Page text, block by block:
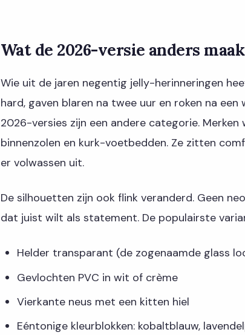
Wat de 2026-versie anders
Wie uit de jaren negentig jelly-herinneringen
hard, gaven blaren na twee uur en roken na
2026-versies zijn een andere categorie. Merken
binnenzolen en kurk-voetbedden. Ze zitten
er volwassen uit.
De silhouetten zijn ook flink veranderd. Geen
dat juist wilt als statement. De populairste
Helder transparant (de zogenaamde glass
Gevlochten PVC in wit of crème
Vierkante neus met een kitten hiel
Eéntonige kleurblokken: kobaltblauw,